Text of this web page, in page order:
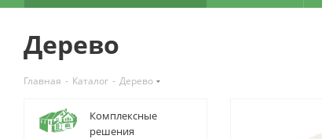
Дерево
Главная - Каталог - Дерево
Комплексные
решения